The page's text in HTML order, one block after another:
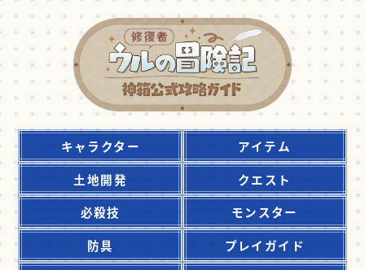
キャラクター
アイテム
土地開発
クエスト
必殺技
モンスター
防具
プレイガイド